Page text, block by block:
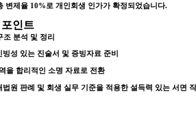
변제율 10% 로 개인회생 인가가 확정되었습니다.
인트
조 분석 및 정리
빙성 있는 진술서 및 증빙자료 준비
을합리적인 소명 자료로 전환
법원 판례 및 회생 실무 기준을 적용한 설득력 있는 서면